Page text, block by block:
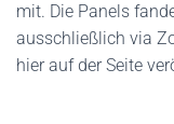
mit. Die Panels
ausschließlich via
hier auf der Seite